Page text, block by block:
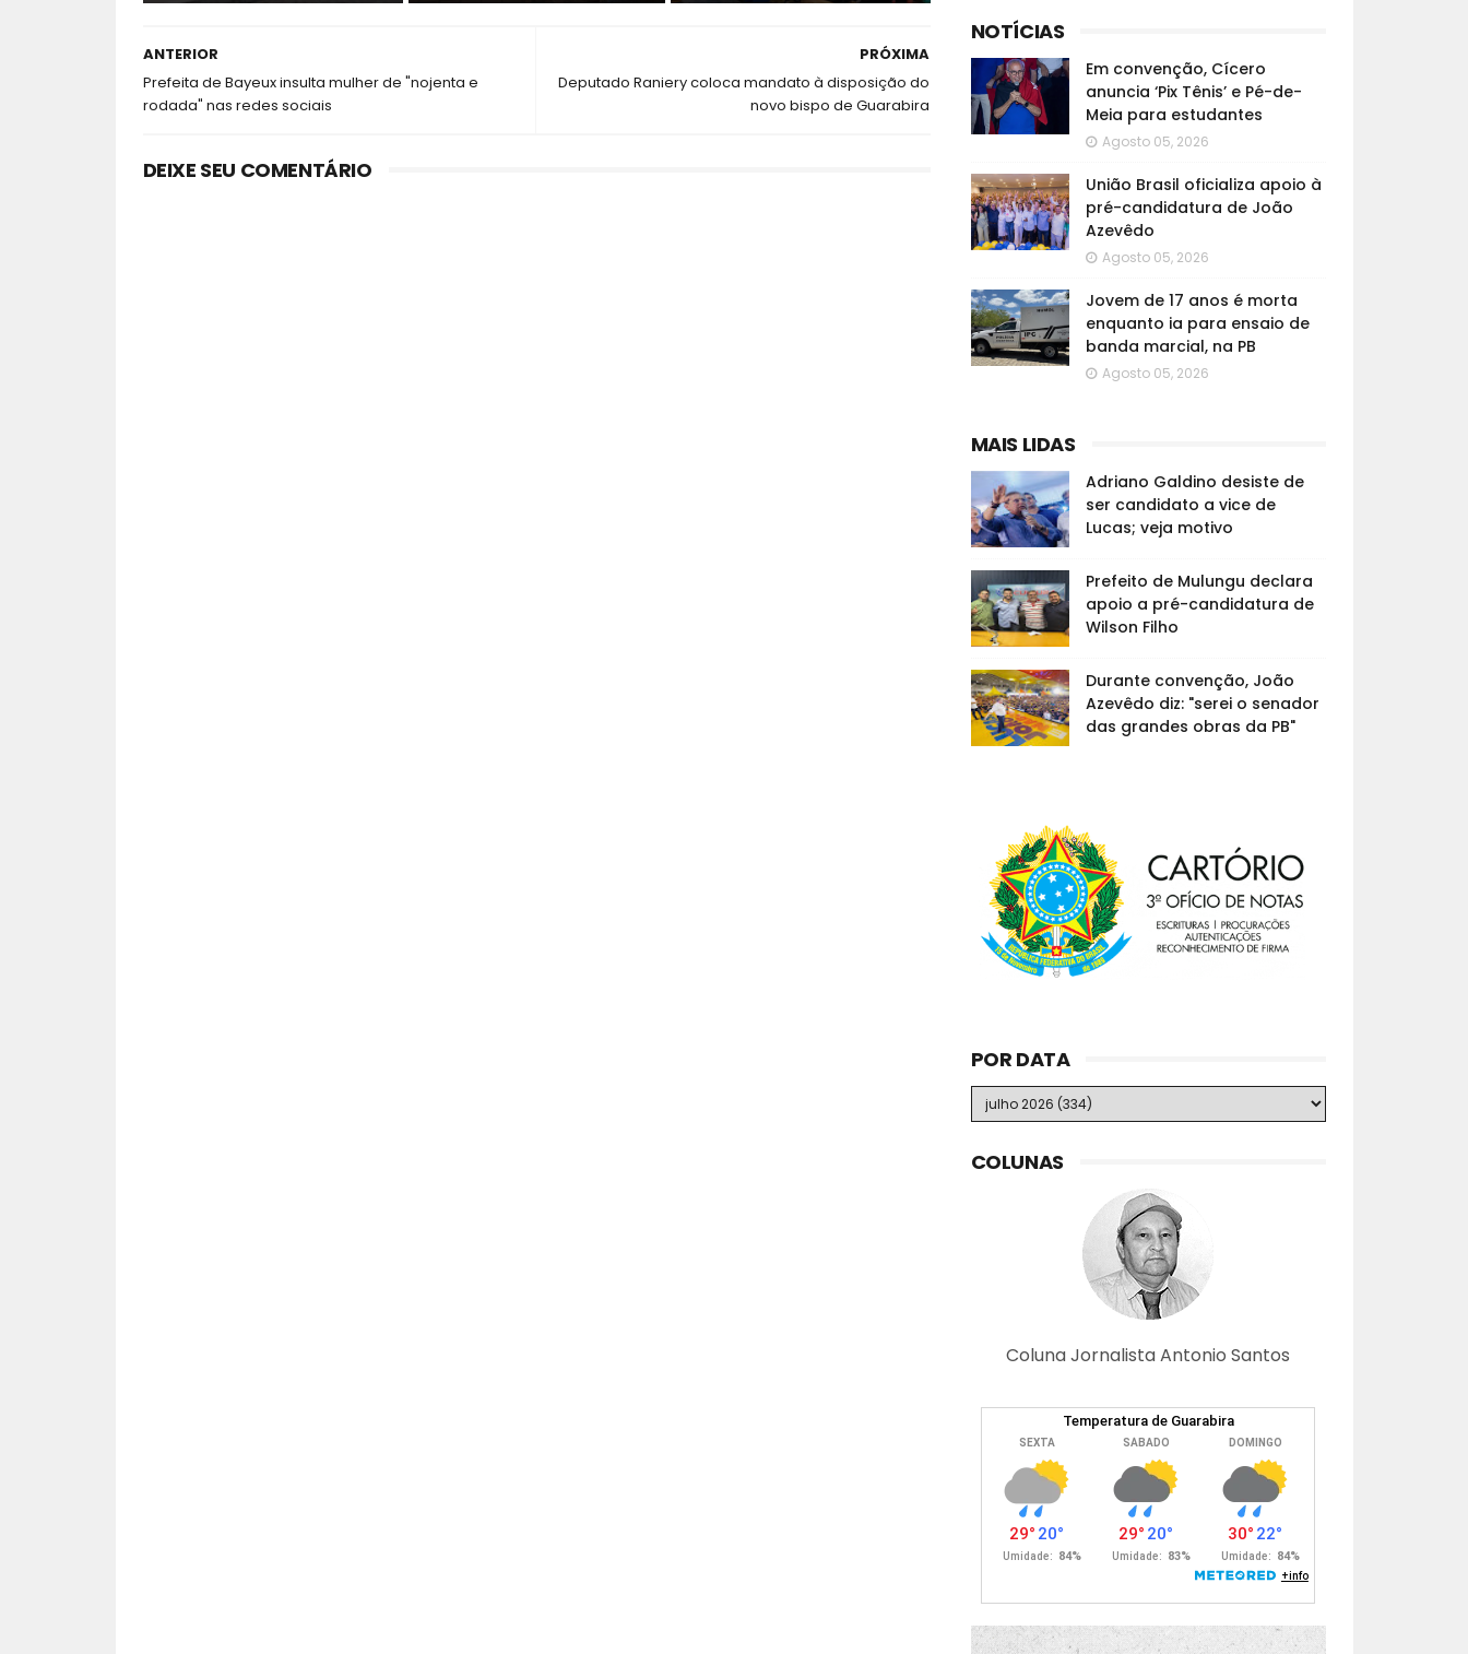
PRÓXIMA
Deputado Raniery coloca mandato à disposição do
novo bispo de Guarabira
ANTERIOR
Prefeita de Bayeux insulta mulher de "nojenta e
rodada" nas redes sociais
DEIXE SEU COMENTÁRIO
NOTÍCIAS
Em convenção, Cícero
anuncia ‘Pix Tênis’ e Pé-de-
Meia para estudantes
Agosto 05, 2026
União Brasil oficializa apoio à
pré-candidatura de João
Azevêdo
Agosto 05, 2026
Jovem de 17 anos é morta
enquanto ia para ensaio de
banda marcial, na PB
Agosto 05, 2026
MAIS LIDAS
Adriano Galdino desiste de
ser candidato a vice de
Lucas; veja motivo
Prefeito de Mulungu declara
apoio a pré-candidatura de
Wilson Filho
Durante convenção, João
Azevêdo diz: "serei o senador
das grandes obras da PB"
POR DATA
COLUNAS
Coluna Jornalista Antonio Santos